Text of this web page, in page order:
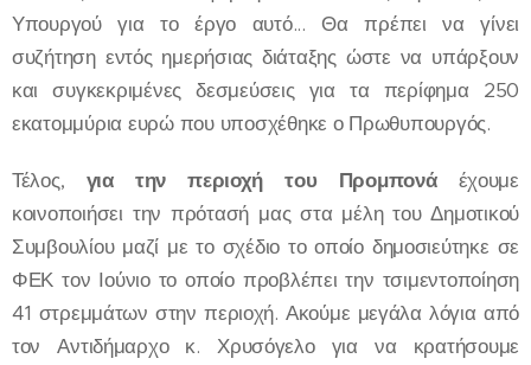
Υπουργού για το έργο αυτό... Θα πρέπει να γίνει
συζήτηση εντός ημερήσιας διάταξης ώστε να υπάρξουν
και συγκεκριμένες δεσμεύσεις για τα περίφημα 250
εκατομμύρια ευρώ που υποσχέθηκε ο Πρωθυπουργός.
Τέλος, για την περιοχή του Προμπονάέχουμε
κοινοποιήσει την πρότασή μας στα μέλη του Δημοτικού
Συμβουλίου μαζί με το σχέδιο το οποίο δημοσιεύτηκε σε
ΦΕΚ τον Ιούνιο το οποίο προβλέπει την τσιμεντοποίηση
41 στρεμμάτων στην περιοχή. Ακούμε μεγάλα λόγια από
τον Αντιδήμαρχο κ. Χρυσόγελο για να κρατήσουμε